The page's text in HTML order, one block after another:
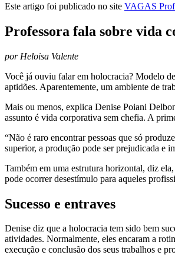
Este artigo foi publicado no site VAGAS
Professora fala sobre vida
por Heloisa Valente
Você já ouviu falar em holocracia? Modelo
aptidões. Aparentemente, um ambiente de
Mais ou menos, explica Denise Poiani
assunto é vida corporativa sem chefia. A
“Não é raro encontrar pessoas que só
superior, a produção pode ser prejudicada e
Também em uma estrutura horizontal, diz
pode ocorrer desestímulo para aqueles
Sucesso e entraves
Denise diz que a holocracia tem sido bem
atividades. Normalmente, eles encaram a
execução e conclusão dos seus trabalhos e